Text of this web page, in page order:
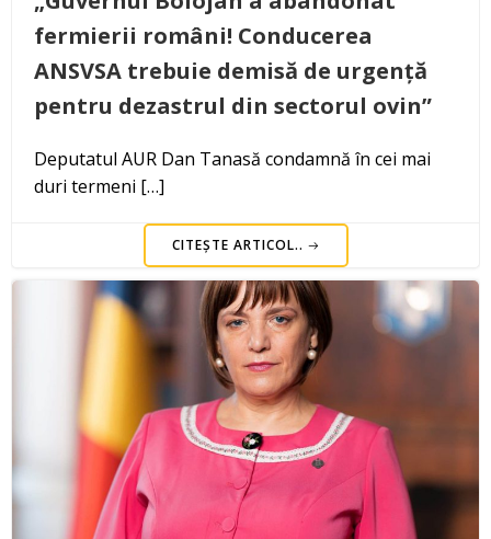
fermierii români! Conducerea
ANSVSA trebuie demisă de urgență
pentru dezastrul din sectorul ovin”
Deputatul AUR Dan Tanasă condamnă în cei mai
duri termeni […]
CITEȘTE ARTICOL..